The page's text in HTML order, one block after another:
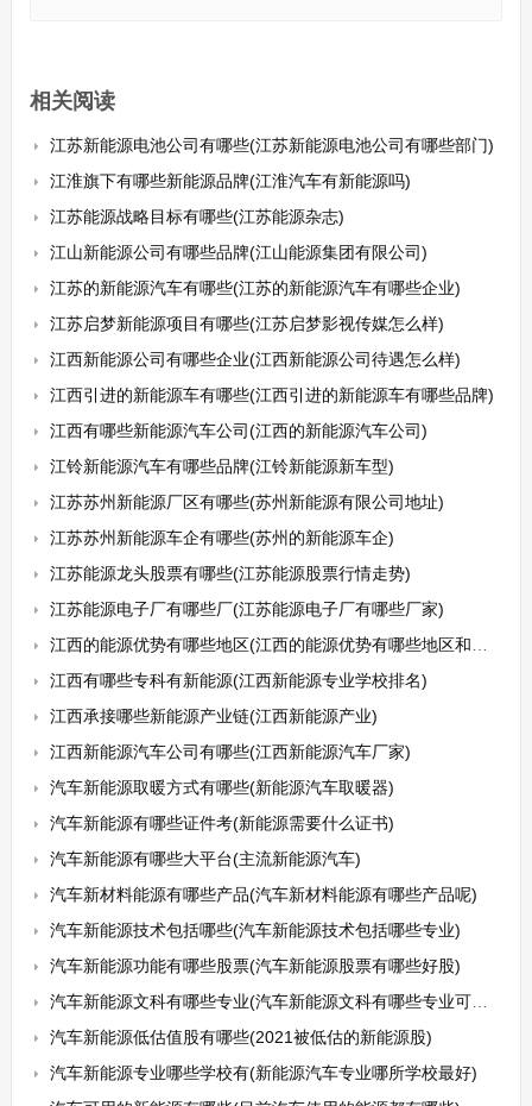
相关阅读
江苏新能源电池公司有哪些(江苏新能源电池公司有哪些部门)
江淮旗下有哪些新能源品牌(江淮汽车有新能源吗)
江苏能源战略目标有哪些(江苏能源杂志)
江山新能源公司有哪些品牌(江山能源集团有限公司)
江苏的新能源汽车有哪些(江苏的新能源汽车有哪些企业)
江苏启梦新能源项目有哪些(江苏启梦影视传媒怎么样)
江西新能源公司有哪些企业(江西新能源公司待遇怎么样)
江西引进的新能源车有哪些(江西引进的新能源车有哪些品牌)
江西有哪些新能源汽车公司(江西的新能源汽车公司)
江铃新能源汽车有哪些品牌(江铃新能源新车型)
江苏苏州新能源厂区有哪些(苏州新能源有限公司地址)
江苏苏州新能源车企有哪些(苏州的新能源车企)
江苏能源龙头股票有哪些(江苏能源股票行情走势)
江苏能源电子厂有哪些厂(江苏能源电子厂有哪些厂家)
江西的能源优势有哪些地区(江西的能源优势有哪些地区和特点)
江西有哪些专科有新能源(江西新能源专业学校排名)
江西承接哪些新能源产业链(江西新能源产业)
江西新能源汽车公司有哪些(江西新能源汽车厂家)
汽车新能源取暖方式有哪些(新能源汽车取暖器)
汽车新能源有哪些证件考(新能源需要什么证书)
汽车新能源有哪些大平台(主流新能源汽车)
汽车新材料能源有哪些产品(汽车新材料能源有哪些产品呢)
汽车新能源技术包括哪些(汽车新能源技术包括哪些专业)
汽车新能源功能有哪些股票(汽车新能源股票有哪些好股)
汽车新能源文科有哪些专业(汽车新能源文科有哪些专业可以选)
汽车新能源低估值股有哪些(2021被低估的新能源股)
汽车新能源专业哪些学校有(新能源汽车专业哪所学校最好)